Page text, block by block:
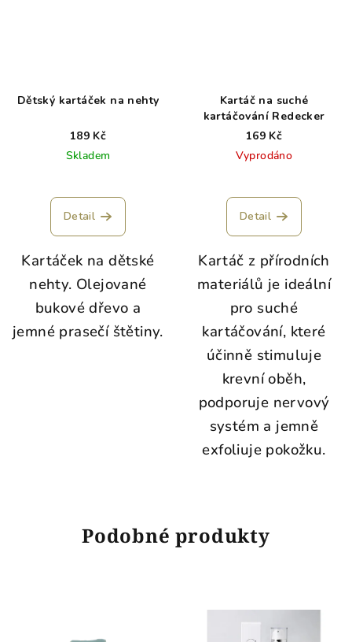
Dětský kartáček na nehty
189 Kč
Skladem
Detail
Kartáček na dětské
nehty. Olejované
bukové dřevo a
jemné prasečí štětiny.
Kartáč na suché
kartáčování Redecker
169 Kč
Vyprodáno
Detail
Kartáč z přírodních
materiálů je ideální
pro suché
kartáčování, které
účinně stimuluje
krevní oběh,
podporuje nervový
systém a jemně
exfoliuje pokožku.
Podobné produkty